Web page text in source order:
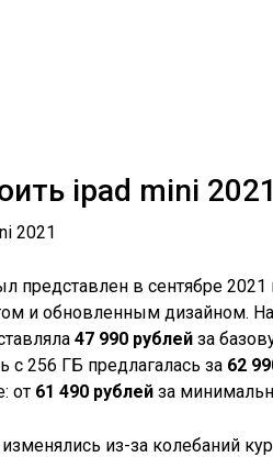
ipad mini 2021
представлен в сентябре 2021
и обновленным дизайном. На
47 990 рублей за
256 ГБ предлагалась за 62
от 61 490 рублей за
из-за колебаний